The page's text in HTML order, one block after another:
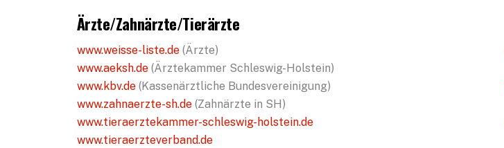
Ärzte/Zahnärzte/Tierärzte
www.weisse-liste.de(Ärzte)
www.aeksh.de(Ärztekammer Schleswig-Holstein)
www.kbv.de(Kassenärztliche Bundesvereinigung)
www.zahnaerzte-sh.de(Zahnärzte in SH)
www.tieraerztekammer-schleswig-holstein.de
www.tieraerzteverband.de